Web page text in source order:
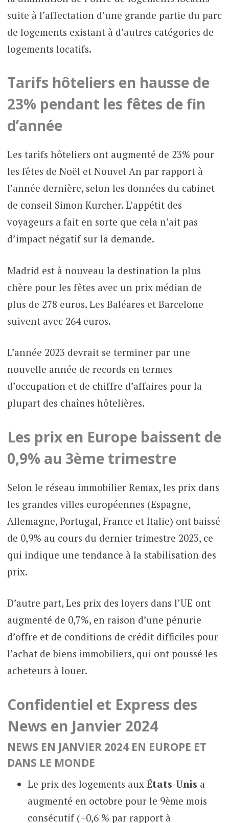
suite à l’affectation d’une grande partie du parc
de logements existant à d’autres catégories de
logements locatifs.
Tarifs hôteliers en hausse de
23% pendant les fêtes de fin
d’année
Les tarifs hôteliers ont augmenté de 23% pour
les fêtes de Noël et Nouvel An par rapport à
l’année dernière, selon les données du cabinet
de conseil Simon Kurcher. L’appétit des
voyageurs a fait en sorte que cela n’ait pas
d’impact négatif sur la demande.
Madrid est à nouveau la destination la plus
chère pour les fêtes avec un prix médian de
plus de 278 euros. Les Baléares et Barcelone
suivent avec 264 euros.
L’année 2023 devrait se terminer par une
nouvelle année de records en termes
d’occupation et de chiffre d’affaires pour la
plupart des chaînes hôtelières.
Les prix en Europe baissent de
0,9% au 3ème trimestre
Selon le réseau immobilier Remax, les prix dans
les grandes villes européennes (Espagne,
Allemagne, Portugal, France et Italie) ont baissé
de 0,9% au cours du dernier trimestre 2023, ce
qui indique une tendance à la stabilisation des
prix.
D’autre part, Les prix des loyers dans l’UE ont
augmenté de 0,7%, en raison d’une pénurie
d’offre et de conditions de crédit difficiles pour
l’achat de biens immobiliers, qui ont poussé les
acheteurs à louer.
Confidentiel et Express des
News en Janvier 2024
NEWS EN JANVIER 2024 EN EUROPE ET
DANS LE MONDE
Le prix des logements aux États-Unis a
augmenté en octobre pour le 9ème mois
consécutif (+0,6 % par rapport à